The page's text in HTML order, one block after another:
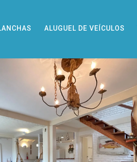
ALUGUEL DE VEÍCULOS